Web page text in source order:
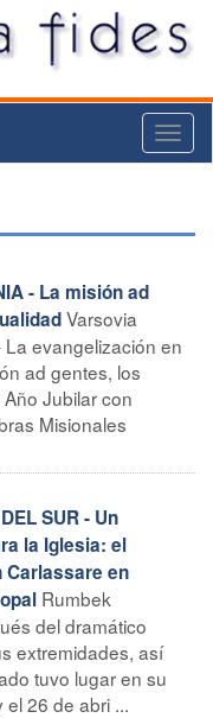
- La misión ad
Varsovia
La evangelización en
ad gentes, los
Jubilar con
Misionales
SUR - Un
la Iglesia: el
Carlassare en
Rumbek
del dramático
extremidades, así
tuvo lugar en su
26 de abri ...